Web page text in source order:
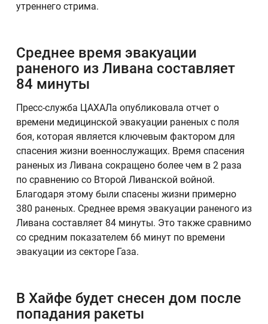
утреннего стрима.
Среднее время эвакуации
раненого из Ливана составляет
84 минуты
Пресс-служба ЦАХАЛа опубликовала отчет о
времени медицинской эвакуации раненых с поля
боя, которая является ключевым фактором для
спасения жизни военнослужащих. Время спасения
раненых из Ливана сокращено более чем в 2 раза
по сравнению со Второй Ливанской войной.
Благодаря этому были спасены жизни примерно
380 раненых. Среднее время эвакуации раненого из
Ливана составляет 84 минуты. Это также сравнимо
со средним показателем 66 минут по времени
эвакуации из секторе Газа.
В Хайфе будет снесен дом после
попадания ракеты